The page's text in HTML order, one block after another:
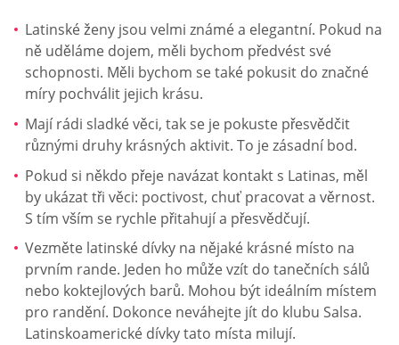
Latinské ženy jsou velmi známé a elegantní. Pokud na
ně uděláme dojem, měli bychom předvést své
schopnosti. Měli bychom se také pokusit do značné
míry pochválit jejich krásu.
Mají rádi sladké věci, tak se je pokuste přesvědčit
různými druhy krásných aktivit. To je zásadní bod.
Pokud si někdo přeje navázat kontakt s Latinas, měl
by ukázat tři věci: poctivost, chuť pracovat a věrnost.
S tím vším se rychle přitahují a přesvědčují.
Vezměte latinské dívky na nějaké krásné místo na
prvním rande. Jeden ho může vzít do tanečních sálů
nebo koktejlových barů. Mohou být ideálním místem
pro randění. Dokonce neváhejte jít do klubu Salsa.
Latinskoamerické dívky tato místa milují.